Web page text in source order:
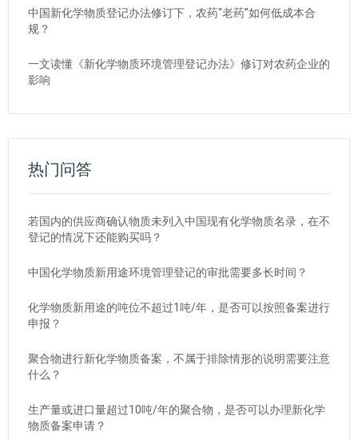
中国新化学物质登记办法修订下，农药“老药”如何低成本合
规？
一文读懂《新化学物质环境管理登记办法》修订对农药企业的
影响
热门问答
若国内的供应商确认物质未列入中国现有化学物质名录，在不
登记的情况下还能购买吗？
中国化学物质新用途环境管理登记的审批需要多长时间？
化学物质新用途的吨位不超过1吨/年，是否可以按照备案进行
申报？
聚合物进行新化学物质备案，不属于排除情形的说明需要注意
什么？
生产量或进口量超过10吨/年的聚合物，是否可以办理新化学
物质备案申请？